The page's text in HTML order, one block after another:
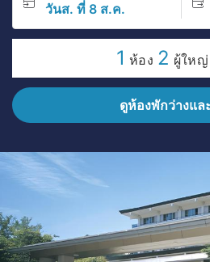
วันส. ที่ 8 ส.ค.
1 ห้อง 2 ผู้ใหญ่
ดูห้องพักว่างแล